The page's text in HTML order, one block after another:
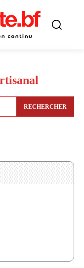
RECHERCHER